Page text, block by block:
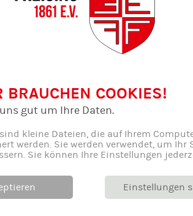
BRAUCHEN COOKIES!
gut um Ihre Daten.
kleine Dateien, die auf Ihrem
werden. Sie werden verwendet, um Ihr
Sie können Ihre Einstellungen
Einstellungen